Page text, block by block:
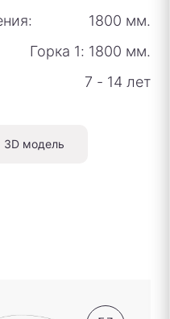
1800 мм.
Горка 1: 1800 мм.
7 - 14 лет
3D модель